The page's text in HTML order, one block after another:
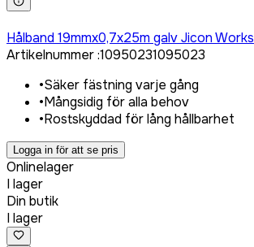
Hålband 19mmx0,7x25m galv Jicon Works
Artikelnummer:10950231095023
•Säker fästning varje gång
•Mångsidig för alla behov
•Rostskyddad för lång hållbarhet
Logga in för att se pris
Onlinelager
I lager
Din butik
I lager